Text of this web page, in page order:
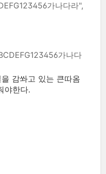
가나다라",
가나다
감쏴고 있는 큰따옴
야한다.